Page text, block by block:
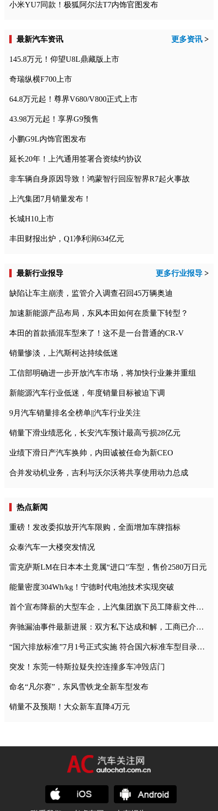
小米YU7同款！极狐阿尔法T7内饰官图发布
最新汽车资讯 更多资讯 >
145.8万元！仰望U8L鼎藏版上市
奇瑞纵横F700上市
64.8万元起！尊界V680/V800正式上市
43.98万元起！享界G9预售
小鹏G9L内饰官图发布
延长20年！上汽通用签署合资续约协议
非车辆自身原因导致！鸿蒙智行回应智界R7起火事故
上汽集团7月销量发布！
长城H10上市
丰田财报出炉，Q1净利润634亿元
最新行业报导 更多行业报导 >
缺陷让车主崩溃，监管介入调查召回45万辆奥迪
加速新能源产品布局，东风本田如何在质量下转型？
本田的首款插混车型来了！这不是一台普通的CR-V
销量惨淡，上汽斯柯达持续低迷
工信部明确进一步开放汽车市场，将加快行业兼并重组
新能源汽车行业低迷，年度销量目标被迫下调
9月汽车销量排名全榜单||汽车行业关注
销量下滑业绩恶化，长安汽车预计最高亏损28亿元
业绩下滑日产汽车换帅，内田诚被任命为新CEO
合并发动机业务，吉利与沃尔沃将共享使用动力总成
热点新闻
重磅！发改委拟放开汽车限购，全面增加车牌指标
众泰汽车一大楼突发情况
雷克萨斯LM在日本本土竟属“进口”车型，售价2580万日元
能量密度304Wh/kg！宁德时代电池技术实现突破
首个宣布降薪的大型车企，上汽集团旗下员工降薪文件曝光
奔驰漏油事件最新进展：双方私下达成和解，工商已介入调查
“国六排放标准”7月1号正式实施 符合国六标准车型目录一览
突发！东莞一特斯拉疑失控连撞多车冲毁店门
命名“凡尔赛”，东风雪铁龙全新车型发布
销量不及预期！大众新车直降4万元